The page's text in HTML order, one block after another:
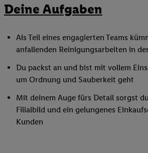
Deine Aufgaben
Als Teil eines engagierten Teams
anfallenden Reinigungsarbeiten in
Du packst an und bist mit vollem
um Ordnung und Sauberkeit geht
Mit deinem Auge fürs Detail sorgst
Filialbild und ein gelungenes
Kunden